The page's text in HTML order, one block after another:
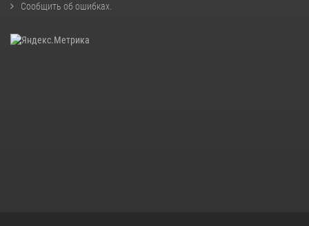
Сообщить об ошибках